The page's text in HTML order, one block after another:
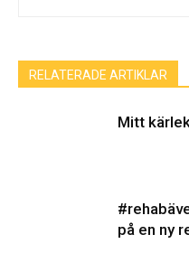
RELATERADE ARTIKLAR
Mitt
på en ny